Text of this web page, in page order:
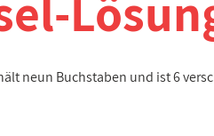
neun Buchstaben und ist 6